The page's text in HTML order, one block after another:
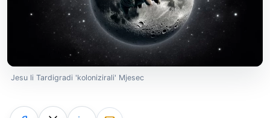
Jesu li Tardigradi 'kolonizirali' Mjesec